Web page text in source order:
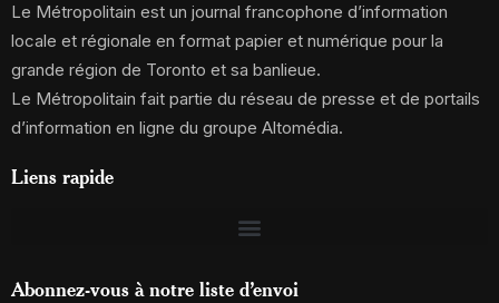
Le Métropolitain est un journal francophone d’information
locale et régionale en format papier et numérique pour la
grande région de Toronto et sa banlieue.
Le Métropolitain fait partie du réseau de presse et de portails
d’information en ligne du groupe Altomédia.
Liens rapide
Abonnez-vous à notre liste d’envoi